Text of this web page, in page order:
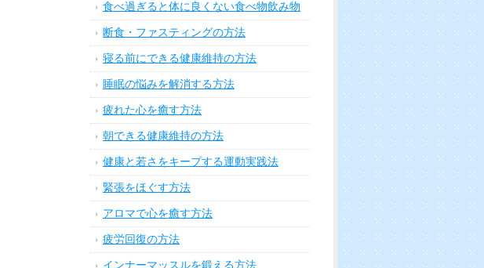
食べ過ぎると体に良くない食べ物飲み物
断食・ファスティングの方法
寝る前にできる健康維持の方法
睡眠の悩みを解消する方法
疲れた心を癒す方法
朝できる健康維持の方法
健康と若さをキープする運動実践法
緊張をほぐす方法
アロマで心を癒す方法
疲労回復の方法
インナーマッスルを鍛える方法